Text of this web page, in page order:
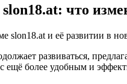
что
slon18.at и её развитии в
развиваться,
ещё более удобным и